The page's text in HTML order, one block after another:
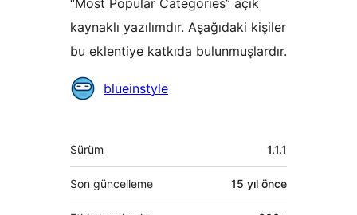
kaynaklı yazılımdır. Aşağıdaki kişiler
bu eklentiye katkıda bulunmuşlardır.
Katkıdablueinstyle
Meta
Sürüm 1.1.1
Son güncelleme 15 yıl önce